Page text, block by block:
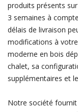
produits présents
3 semaines à
délais de livraison
modifications à
moderne en bois
chalet, sa
supplémentaires et
Notre société